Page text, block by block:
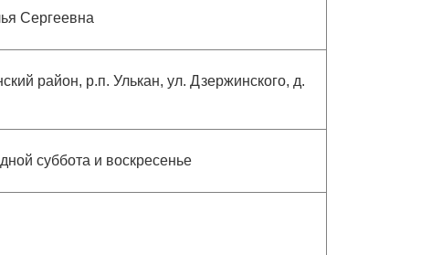
Сергеевна
район, р.п. Улькан, ул. Дзержинского, д.
суббота и воскресенье